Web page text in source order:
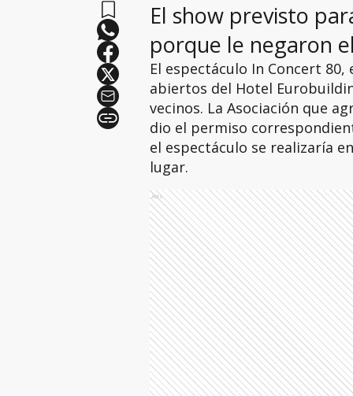
El show previsto
porque le negaron
El espectáculo In Concert
abiertos del Hotel
vecinos. La Asociación que
dio el permiso
el espectáculo se realizaría
lugar.
Ads